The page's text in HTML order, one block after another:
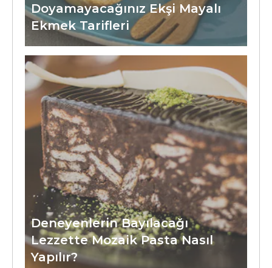
Doyamayacağınız Ekşi Mayalı
Ekmek Tarifleri
Deneyenlerin Bayılacağı
Lezzette Mozaik Pasta Nasıl
Yapılır?